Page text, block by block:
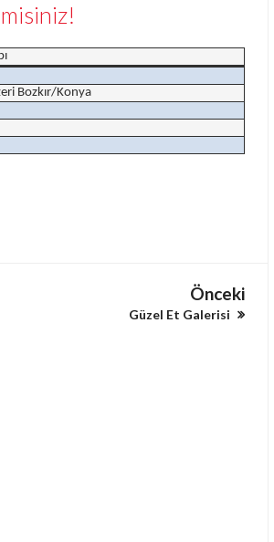
Bozkır/Konya
Önceki
Güzel Et Galerisi